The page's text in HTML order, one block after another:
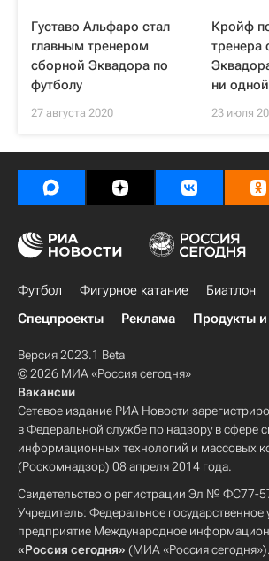
Густаво Альфаро стал
главным тренером
сборной Эквадора по
футболу
27 августа 2020
Кройф
тренера
ни
23 июля
Футбол Фигурное катание Биатлон
Спецпроекты
Реклама Продукты
Версия 2023.1 Beta
© 2026 МИА «Россия сегодня»
Вакансии
Сетевое издание РИА Новости
в Федеральной службе по надзору в сфере
информационных технологий и массовых
(Роскомнадзор) 08 апреля 2014 года.
Свидетельство о регистрации Эл № ФС77-
Учредитель: Федеральное государственное
предприятие Международное
«Россия сегодня» (МИА «Россия сегодня»).